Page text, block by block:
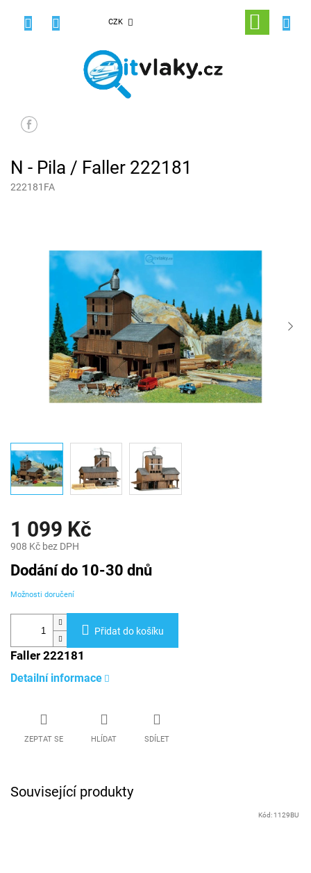
CZK
NÁKUPNÍ
KOŠÍK
N - Pila / Faller 222181
222181FA
1 099 Kč
908 Kč bez DPH
Měrná
cena:
Dodání do 10-30 dnů
Možnosti doručení
Přidat do košíku
Faller 222181
Detailní informace
ZEPTAT SE HLÍDAT SDÍLET
Související produkty
Kód: 1129BU